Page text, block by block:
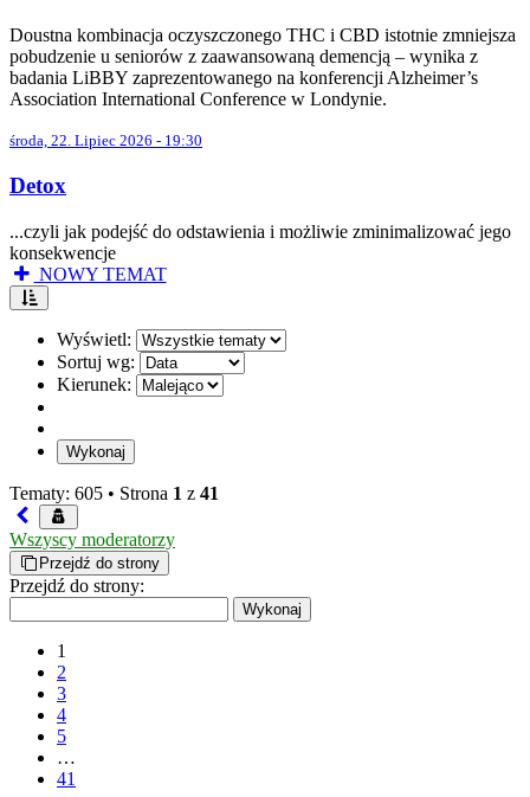
Doustna kombinacja oczyszczonego THC i CBD istotnie zmniejsza
pobudzenie u seniorów z zaawansowaną demencją – wynika z
badania LiBBY zaprezentowanego na konferencji Alzheimer’s
Association International Conference w Londynie.
środa, 22. Lipiec 2026 - 19:30
Detox
...czyli jak podejść do odstawienia i możliwie zminimalizować jego
konsekwencje
NOWY TEMAT
Wyświetl:
Sortuj wg:
Kierunek:
Tematy: 605 • Strona 1 z 41
Wszyscy moderatorzy
Przejdź do strony
Przejdź do strony:
1
2
3
4
5
…
41